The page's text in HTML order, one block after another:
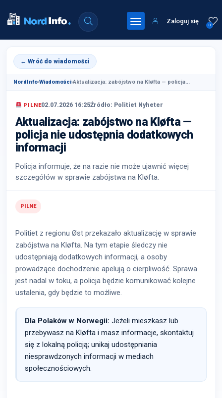
0
Zaloguj się
← Wróć do wiadomości
NordInfo›Wiadomości›Aktualizacja: zabójstwo na Kløfta — policja...
PILNE02.07.2026 16:25Źródło: Politiet Nyheter
Aktualizacja: zabójstwo na Kløfta —
policja nie udostępnia dodatkowych
informacji
Policja informuje, że na razie nie może ujawnić więcej
szczegółów w sprawie zabójstwa na Kløfta.
PILNE
Politiet z regionu Øst przekazało aktualizację w sprawie
zabójstwa na Kløfta. Na tym etapie śledczy nie
udostępniają dodatkowych informacji, a osoby
prowadzące dochodzenie apelują o cierpliwość. Sprawa
jest nadal w toku, a policja będzie komunikować kolejne
ustalenia, gdy będzie to możliwe.
Dla Polaków w Norwegii: Jeżeli mieszkasz lub
przebywasz na Kløfta i masz informacje, skontaktuj
się z lokalną policją; unikaj udostępniania
niesprawdzonych informacji w mediach
społecznościowych.